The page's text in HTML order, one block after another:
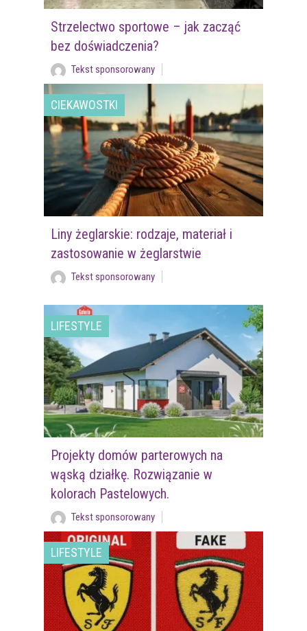
Strzelectwo sportowe – jak zacząć
bez doświadczenia?
Tekst sponsorowany
CIEKAWOSTKI
Liny żeglarskie: rodzaje, materiał i
zastosowanie w żeglarstwie
Tekst sponsorowany
LIFESTYLE
Projekty domów parterowych na
wąską działkę. Rozwiązanie w
kolorach Pastelowych.
Tekst sponsorowany
LIFESTYLE